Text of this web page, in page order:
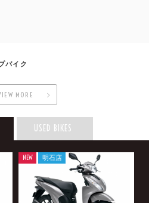
バイク
MORE
USED BIKES
NEW 明石店